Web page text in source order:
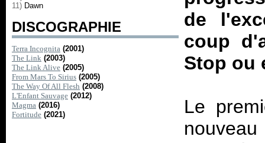
11) Dawn
DISCOGRAPHIE
Terra Incognita (2001)
The Link (2003)
The Link Alive (2005)
From Mars To Sirius (2005)
The Way Of All Flesh (2008)
L'Enfant Sauvage (2012)
Magma (2016)
Fortitude (2021)
de
coup
Stop ou
Le